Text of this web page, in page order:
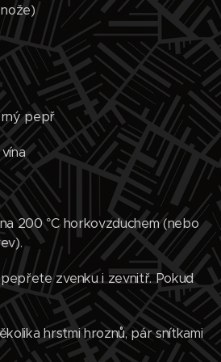
pepř
200 °C horkovzduchem (nebo
zvenku i zevnitř. Pokud
hrstmi hroznů, pár snítkami